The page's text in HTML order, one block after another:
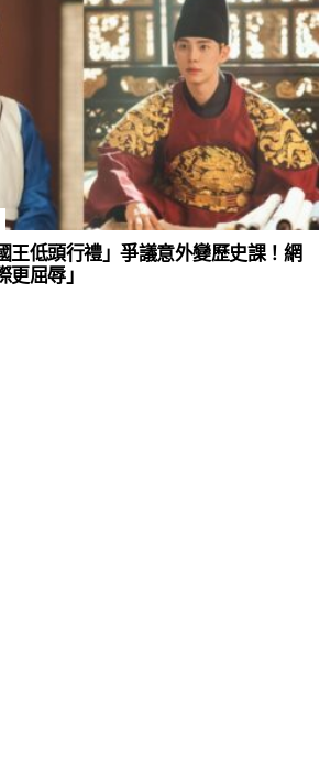
王低頭行禮」爭議意外變歷史課！網
屈辱」